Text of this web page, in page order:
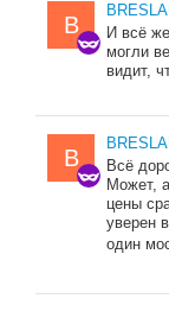
B
И всё
могли
видит,
B
Всё
Может,
цены
уверен
один